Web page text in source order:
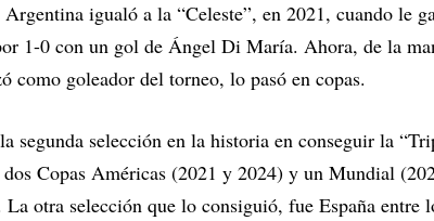
Argentina igualó a la “Celeste”, en 2021, cuando le
1-0 con un gol de Ángel Di María. Ahora, de la
como goleador del torneo, lo pasó en copas.
segunda selección en la historia en conseguir la
dos Copas Américas (2021 y 2024) y un Mundial
La otra selección que lo consiguió, fue España entre